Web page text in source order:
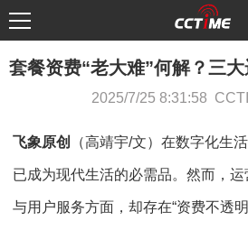
套餐资费“老大难”何解？三
2025/7/25 8:31:58
飞象原创 （高靖宇/文）在数字化生
已成为现代生活的必需品。然而，
与用户服务方面，却存在“资费不透明